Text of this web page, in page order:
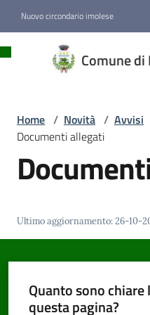
Nuovo circondario imolese
Comune
di
Servizi
Vivere
Mordano
Home / Novità / Avvisi
Documenti allegati
Ultimo aggiornamento:26-10-
Quanto sono
questa pagina?